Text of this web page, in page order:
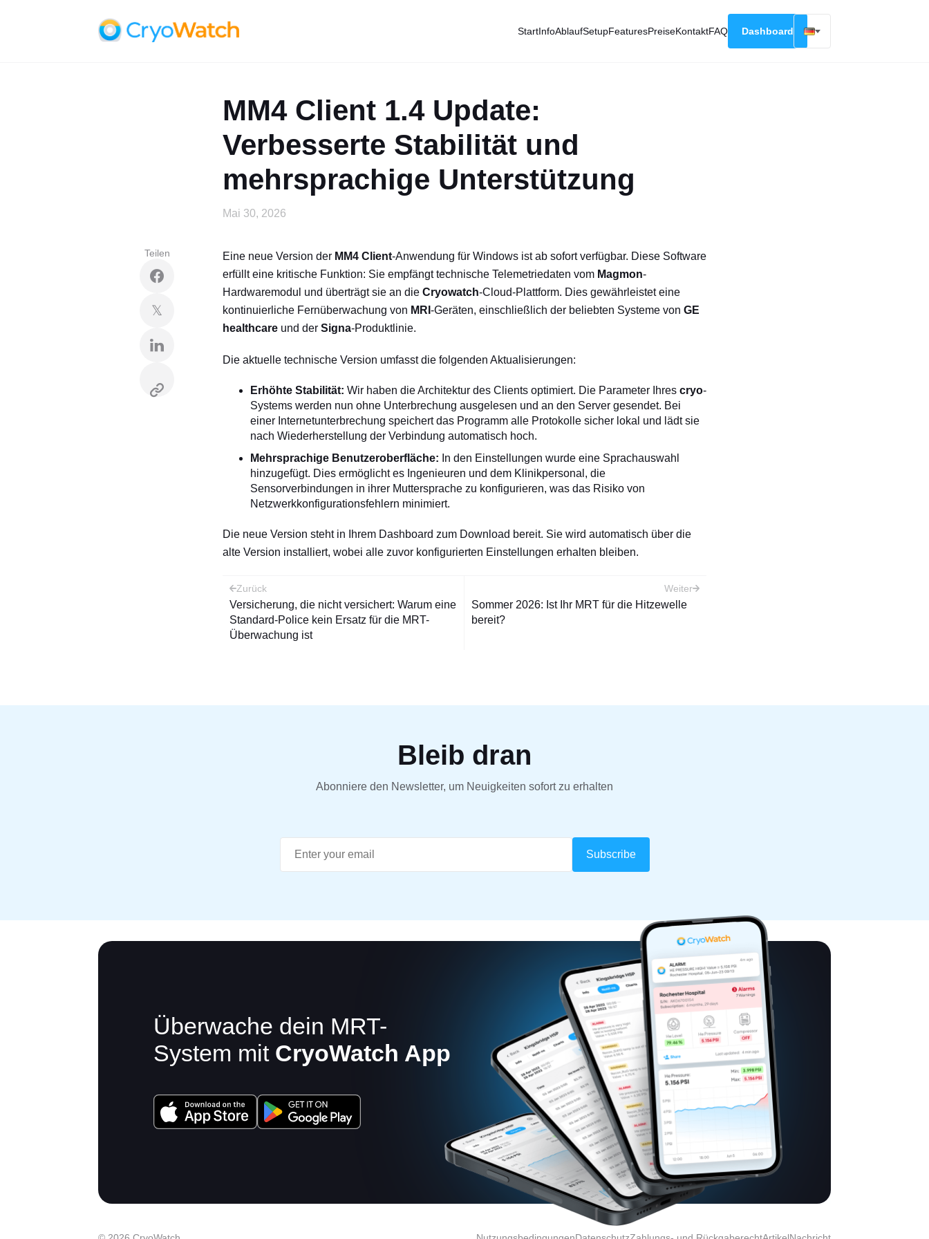
StartInfoAblaufSetupFeaturesPreiseKontaktFAQ Dashboard
MM4 Client 1.4 Update:
Verbesserte Stabilität und
mehrsprachige Unterstützung
Mai 30, 2026
Eine neue Version der MM4 Client-Anwendung für Windows ist ab sofort verfügbar. Diese Software
erfüllt eine kritische Funktion: Sie empfängt technische Telemetriedaten vom Magmon-
Hardwaremodul und überträgt sie an die Cryowatch-Cloud-Plattform. Dies gewährleistet eine
kontinuierliche Fernüberwachung von MRI -Geräten, einschließlich der beliebten Systeme von GE
healthcare und der Signa-Produktlinie.
Die aktuelle technische Version umfasst die folgenden Aktualisierungen:
Erhöhte Stabilität: Wir haben die Architektur des Clients optimiert. Die Parameter Ihres cryo-
Systems werden nun ohne Unterbrechung ausgelesen und an den Server gesendet. Bei
einer Internetunterbrechung speichert das Programm alle Protokolle sicher lokal und lädt sie
nach Wiederherstellung der Verbindung automatisch hoch.
Mehrsprachige Benutzeroberfläche: In den Einstellungen wurde eine Sprachauswahl
hinzugefügt. Dies ermöglicht es Ingenieuren und dem Klinikpersonal, die
Sensorverbindungen in ihrer Muttersprache zu konfigurieren, was das Risiko von
Netzwerkkonfigurationsfehlern minimiert.
Die neue Version steht in Ihrem Dashboard zum Download bereit. Sie wird automatisch über die
alte Version installiert, wobei alle zuvor konfigurierten Einstellungen erhalten bleiben.
Teilen
𝕏
Beitragsnavigation
Zurück
Versicherung, die nicht versichert: Warum eine
Standard-Police kein Ersatz für die MRT-
Überwachung ist
Weiter
Sommer 2026: Ist Ihr MRT für die Hitzewelle
bereit?
Bleib dran
Abonniere den Newsletter, um Neuigkeiten sofort zu erhalten
Überwache dein MRT-
System mit CryoWatch App